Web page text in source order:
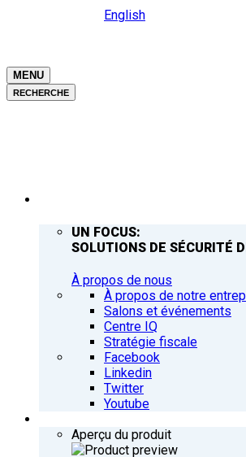
English
MENU
RECHERCHE
UN FOCUS:
SOLUTIONS DE SÉCURITÉ
À propos de nous
À propos de notre
Salons et événements
Centre IQ
Stratégie fiscale
Facebook
Linkedin
Twitter
Youtube
Aperçu du produit